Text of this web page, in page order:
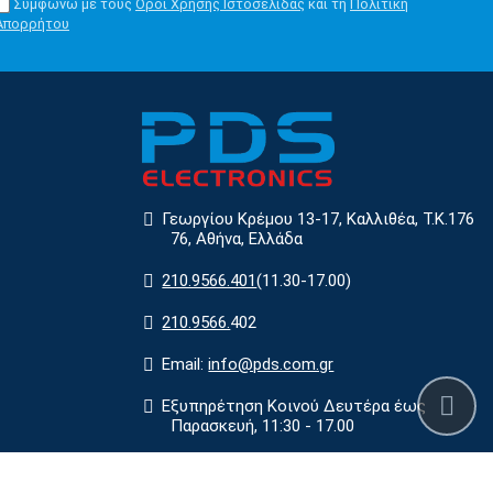
Συμφωνώ με τους Όροι Χρήσης Ιστοσελίδας και τη Πολιτική
Γεωργίου Κρέμου 13-17, Καλλιθέα, Τ.Κ.176
76, Αθήνα, Ελλάδα
210.9566.401(11.30-17.00)
210.9566.402
Email:info@pds.com.gr
Εξυπηρέτηση Κοινού Δευτέρα έως
Παρασκευή, 11:30 - 17.00